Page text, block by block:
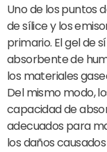
Uno de los puntos
de sílice y los
primario. El gel de
absorbente de
los materiales
Del mismo modo,
capacidad de
adecuados para
los daños